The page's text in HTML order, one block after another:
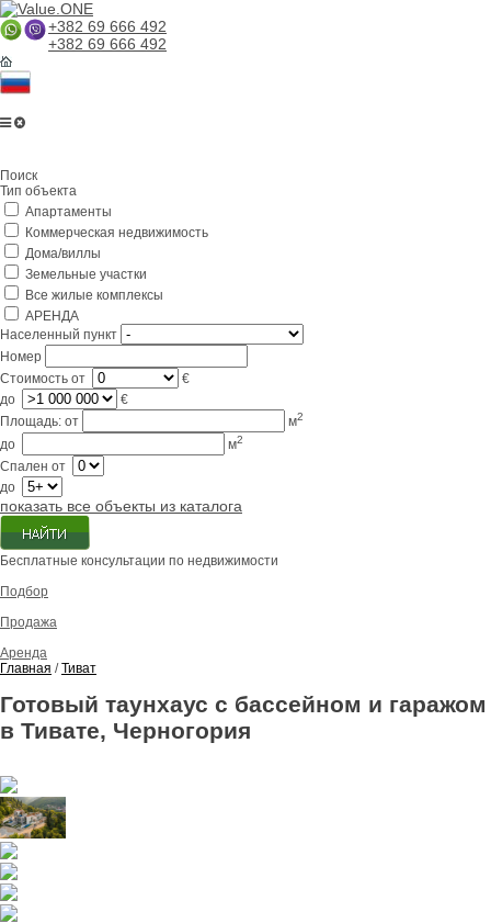
+382 69 666 492
+382 69 666 492
Lifestyle
Контакты
Поиск
Тип объекта
Апартаменты
Коммерческая недвижимость
Дома/виллы
Земельные участки
Все жилые комплексы
АРЕНДА
Населенный пункт
Номер
Стоимость от
€
до
€
Площадь: от м2
до м2
Спален от
до
показать все объекты из каталога
Бесплатные консультации по недвижимости
Подбор
Продажа
Аренда
Главная /Тиват
Готовый таунхаус с бассейном и гаражом
в Тивате, Черногория